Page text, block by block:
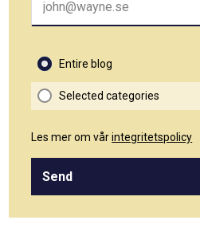
Entire blog
Selected categories
Les mer om vårintegritetspolicy
Send